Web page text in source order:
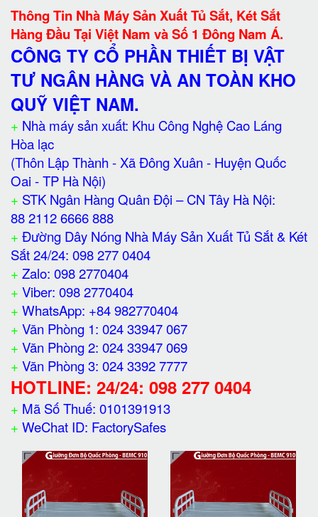
Thông Tin Nhà Máy Sản Xuất Tủ Sắt, Két Sắt
Hàng Đầu Tại Việt Nam và Số 1 Đông Nam Á.
CÔNG TY CỔ PHẦN THIẾT BỊ VẬT
TƯ NGÂN HÀNG VÀ AN TOÀN KHO
QUỸ VIỆT NAM.
+ Nhà máy sản xuất: Khu Công Nghệ Cao Láng
Hòa lạc
(Thôn Lập Thành - Xã Đông Xuân - Huyện Quốc
Oai - TP Hà Nội)
+ STK Ngân Hàng Quân Đội – CN Tây Hà Nội:
88 2112 6666 888
+ Đường Dây Nóng Nhà Máy Sản Xuất Tủ Sắt & Két
Sắt 24/24: 098 277 0404
+ Zalo: 098 2770404
+ Viber: 098 2770404
+ WhatsApp: +84 982770404
+ Văn Phòng 1: 024 33947 067
+ Văn Phòng 2: 024 33947 069
+ Văn Phòng 3: 024 3392 7777
HOTLINE: 24/24: 098 277 0404
+ Mã Số Thuế: 0101391913
+ WeChat ID: FactorySafes